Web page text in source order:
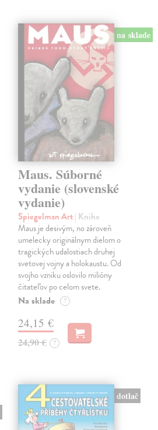
na sklade
Maus. Súborné
vydanie (slovenské
vydanie)
Spiegelman Art| Kniha
Maus je desivým, no zároveň
umelecky originálnym dielom o
tragických udalostiach druhej
svetovej vojny a holokaustu. Od
svojho vzniku oslovilo milióny
čitateľov po celom svete.
Na sklade ?
24,15 €
24,90 € ?
dotlač